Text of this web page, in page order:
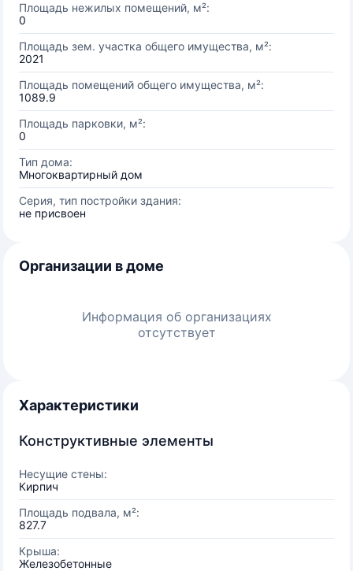
Площадь нежилых помещений, м²:
0
Площадь зем. участка общего имущества, м²:
2021
Площадь помещений общего имущества, м²:
1089.9
Площадь парковки, м²:
0
Тип дома:
Многоквартирный дом
Серия, тип постройки здания:
не присвоен
Организации в доме
Информация об организациях
отсутствует
Характеристики
Конструктивные элементы
Несущие стены:
Кирпич
Площадь подвала, м²:
827.7
Крыша:
Железобетонные